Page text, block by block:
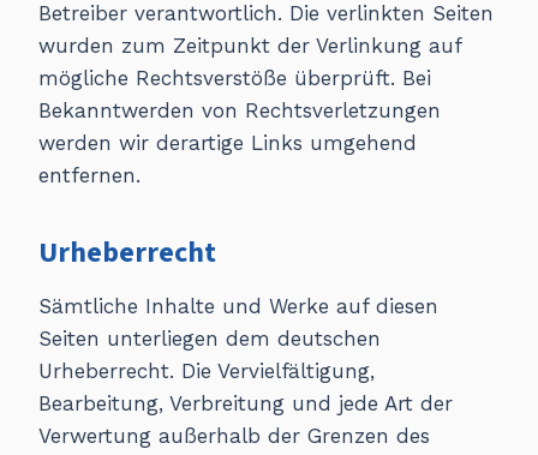
Betreiber verantwortlich. Die verlinkten Seiten
wurden zum Zeitpunkt der Verlinkung auf
mögliche Rechtsverstöße überprüft. Bei
Bekanntwerden von Rechtsverletzungen
werden wir derartige Links umgehend
entfernen.
Urheberrecht
Sämtliche Inhalte und Werke auf diesen
Seiten unterliegen dem deutschen
Urheberrecht. Die Vervielfältigung,
Bearbeitung, Verbreitung und jede Art der
Verwertung außerhalb der Grenzen des